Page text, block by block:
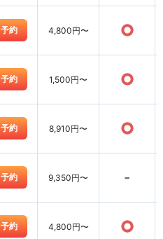
予約 4,800円〜 ○
予約 1,500円〜 ○
予約 8,910円〜 ○
予約 9,350円〜 -
予約 4,800円〜 ○